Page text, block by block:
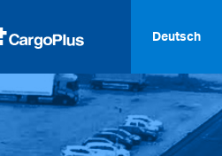
Deutsch
English
Italiano